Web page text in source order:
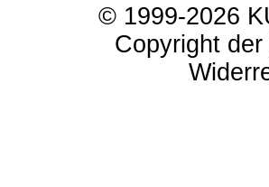
© 1999-2026
Copyright